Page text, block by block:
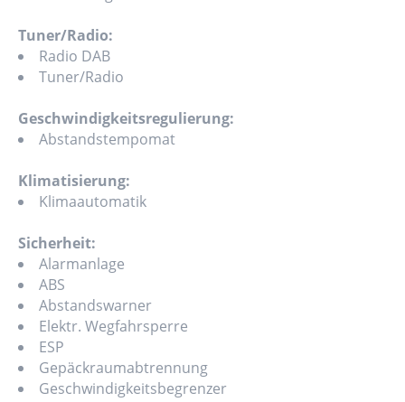
Tuner/Radio:
Radio DAB
Tuner/Radio
Geschwindigkeitsregulierung:
Abstandstempomat
Klimatisierung:
Klimaautomatik
Sicherheit:
Alarmanlage
ABS
Abstandswarner
Elektr. Wegfahrsperre
ESP
Gepäckraumabtrennung
Geschwindigkeitsbegrenzer